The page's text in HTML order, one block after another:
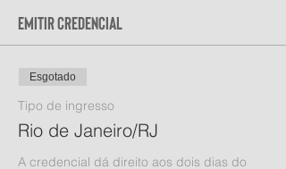
Emitir Credencial
Esgotado
Tipo de ingresso
Rio de Janeiro/RJ
A credencial dá direito aos dois dias do